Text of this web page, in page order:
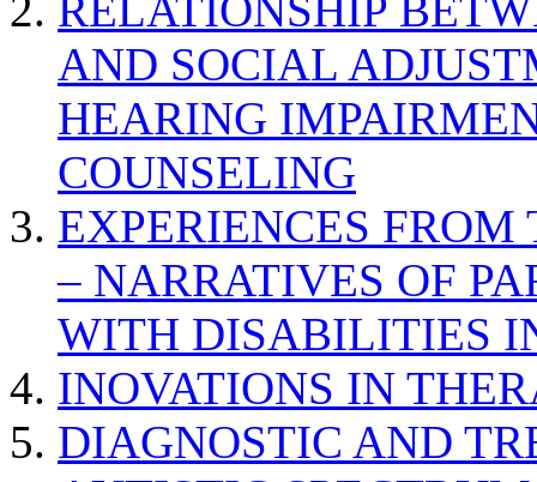
RELATIONSHIP
AND SOCIAL
HEARING
COUNSELING
EXPERIENCES
– NARRATIVES OF
WITH DISABILITIES
INOVATIONS IN
DIAGNOSTIC AND